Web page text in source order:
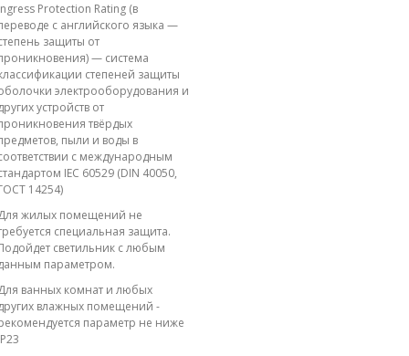
Protection Rating (в
с английского языка —
защиты от
— система
степеней защиты
электрооборудования и
устройств от
твёрдых
пыли и воды в
с международным
IEC 60529 (DIN 40050,
14254)
жилых помещений не
специальная защита.
светильник с любым
параметром.
ванных комнат и любых
влажных помещений -
параметр не ниже